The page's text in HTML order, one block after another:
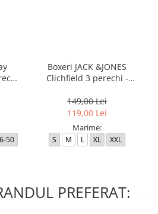
50
Boxeri JACK &JONES
Clichfield 3 perechi -
149,00 Lei
119,00 Lei
Marime:
S M L XL XXL
PREFERAT: